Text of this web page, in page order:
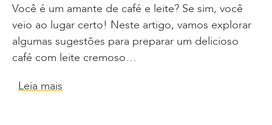
Você é um amante de café e leite? Se sim, você
veio ao lugar certo! Neste artigo, vamos explorar
algumas sugestões para preparar um delicioso
café com leite cremoso…
Leia mais